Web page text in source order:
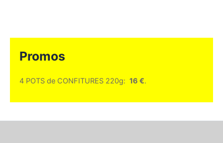
Promos
4 POTS de CONFITURES 220g: 16 €.